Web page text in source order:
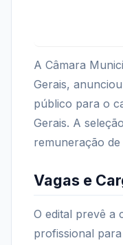
A Câmara
Gerais,
público para o
Gerais. A
remuneração
Vagas e
O edital prevê a
profissional